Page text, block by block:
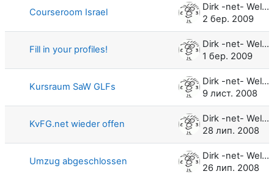
Courseroom Israel
Dirk -net- Weller
2 бер. 2009
Fill in your profiles!
Dirk -net- Weller
1 бер. 2009
Kursraum SaW GLFs
Dirk -net- Weller
9 лист. 2008
KvFG.net wieder offen
Dirk -net- Weller
28 лип. 2008
Umzug abgeschlossen
Dirk -net- Weller
26 лип. 2008